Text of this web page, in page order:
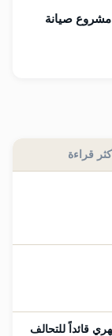
صيانة
قراءة
قائداً للتحالف